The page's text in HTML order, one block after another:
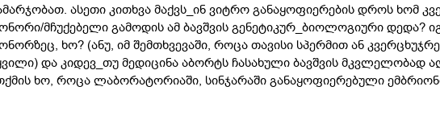
ასეთი კითხვა მაქვს_ინ ვიტრო განაყოფიერების დროს ხომ
მჩუქებელი გამოდის ამ ბავშვის გენეტიკურ_ბიოლოგიური დედა?
ხო? (ანუ, იმ შემთხვევაში, როცა თავისი სპერმით ან
და კიდევ_თუ მედიცინა აბორტს ჩასახული ბავშვის მკვლელობად
ხო, როცა ლაბორატორიაში, სინჯარაში განაყოფიერებული